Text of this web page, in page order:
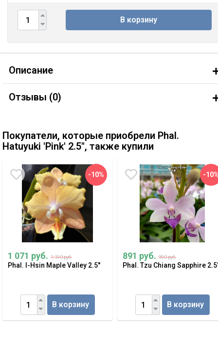
В корзину
Описание
Отзывы (0)
Покупатели, которые приобрели Phal.
Hatuyuki 'Pink' 2.5'', также купили
-10%
1 071 руб. 1 190 руб.
Phal. I-Hsin Maple Valley 2.5''
В корзину
-
891 руб. 990 руб.
Phal. Tzu Chiang Sapphire
В корзину